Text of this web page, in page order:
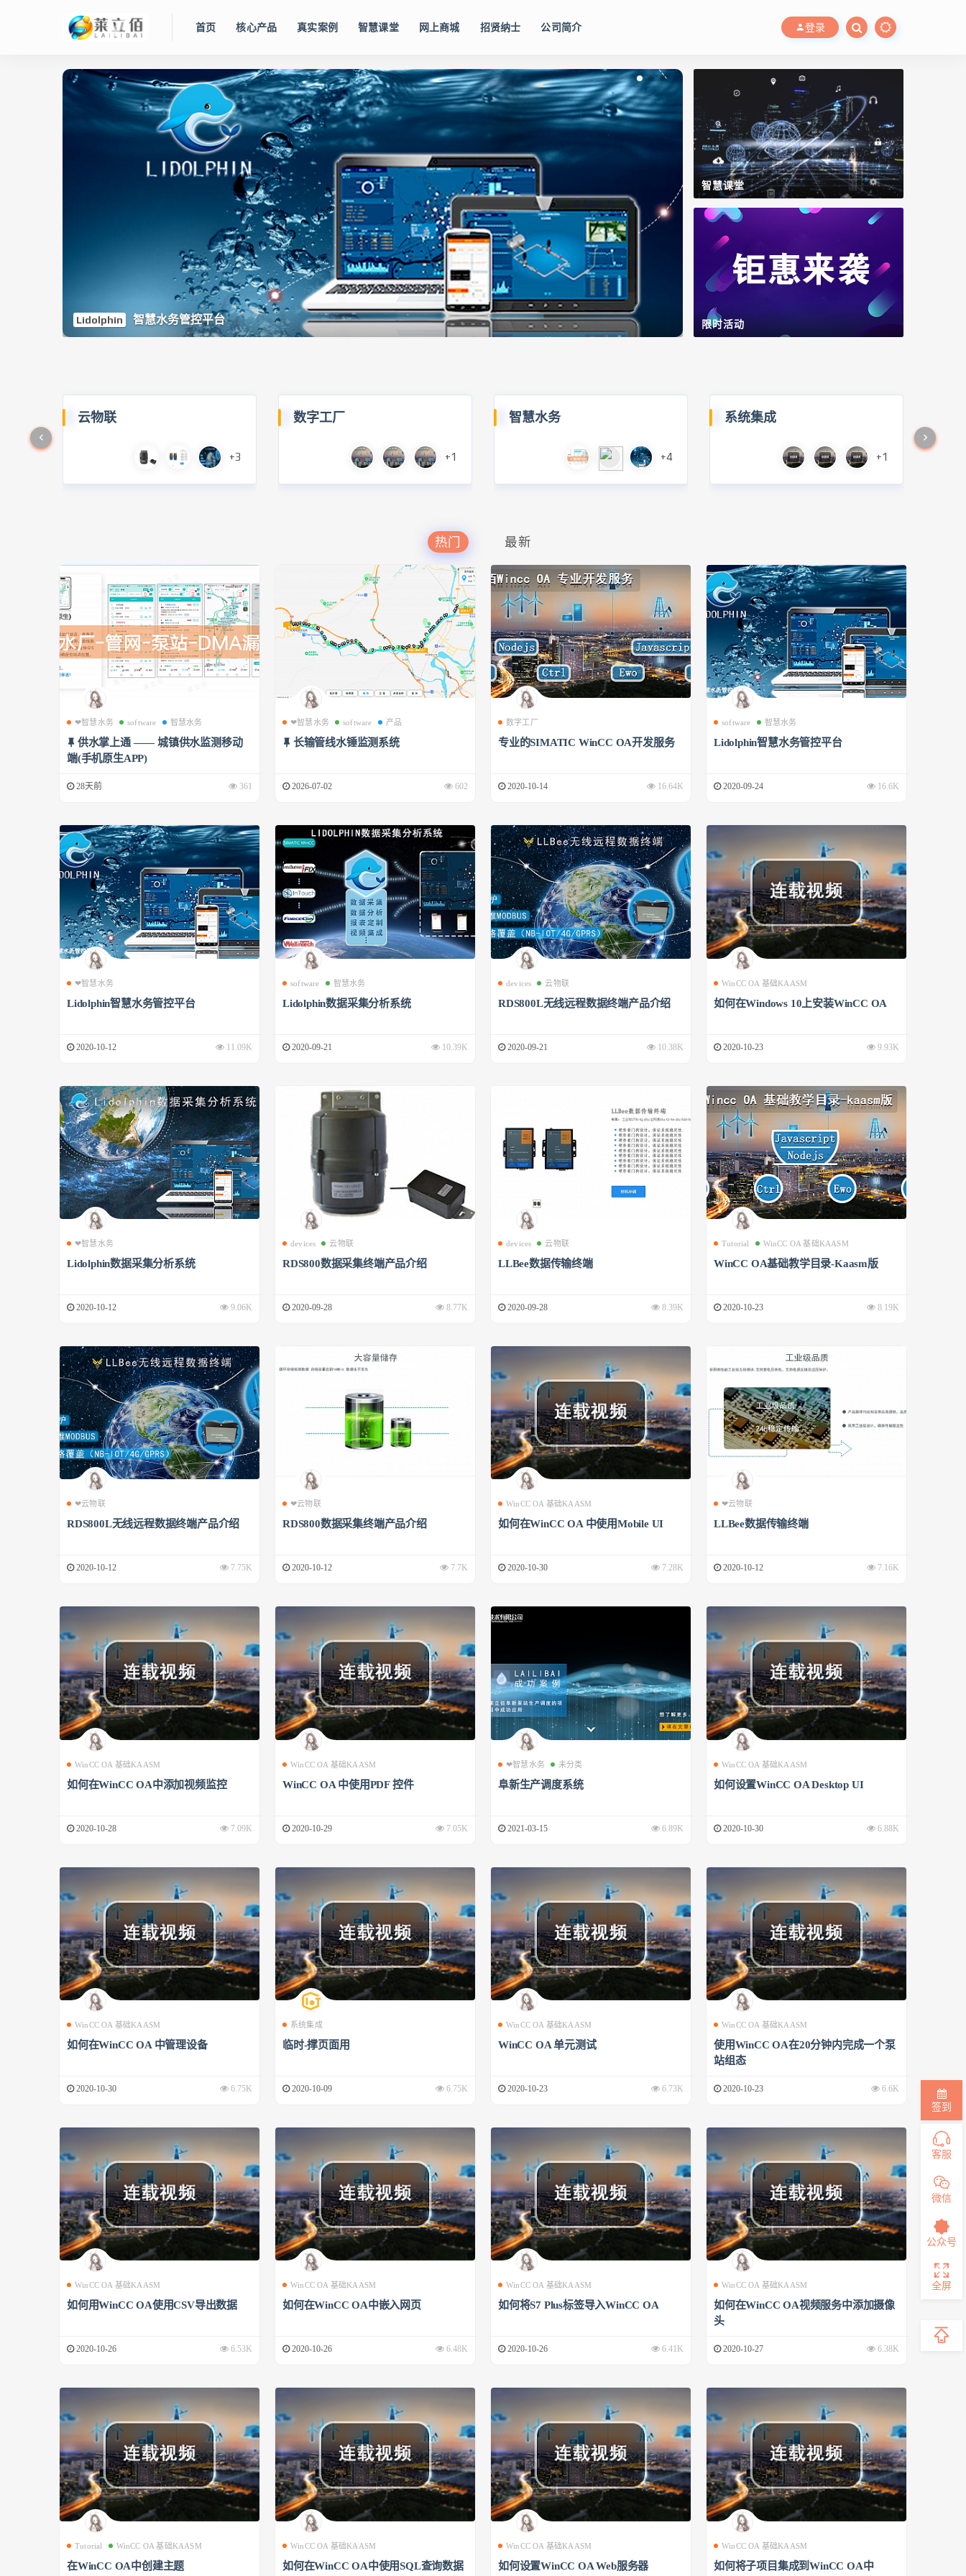
首页 核心产品 真实案例 智慧课堂 网上商城 招贤纳士 公司简介 登录
Lidolphin 智慧水务管控平台
智慧课堂
限时活动
云物联
+3
数字工厂
+1
智慧水务
+4
系统集成
+1
热门 最新
❤智慧水务 software 智慧水务
供水掌上通 —— 城镇供水监测移动
端(手机原生APP)
28天前 361
❤智慧水务 software 产品
长输管线水锤监测系统
2026-07-02 602
数字工厂
专业的SIMATIC WinCC OA开发服务
2020-10-14 16.64K
software 智慧水务
Lidolphin智慧水务管控平台
2020-09-24 16.6K
❤智慧水务
Lidolphin智慧水务管控平台
2020-10-12 11.09K
software 智慧水务
Lidolphin数据采集分析系统
2020-09-21 10.39K
devices 云物联
RDS800L无线远程数据终端产品介绍
2020-09-21 10.38K
WinCC OA 基础KAASM
如何在Windows 10上安装WinCC OA
2020-10-23 9.93K
❤智慧水务
Lidolphin数据采集分析系统
2020-10-12 9.06K
devices 云物联
RDS800数据采集终端产品介绍
2020-09-28 8.77K
devices 云物联
LLBee数据传输终端
2020-09-28 8.39K
Tutorial WinCC OA 基础KAASM
WinCC OA基础教学目录-Kaasm版
2020-10-23 8.19K
❤云物联
RDS800L无线远程数据终端产品介绍
2020-10-12 7.75K
❤云物联
RDS800数据采集终端产品介绍
2020-10-12 7.7K
WinCC OA 基础KAASM
如何在WinCC OA 中使用Mobile UI
2020-10-30 7.28K
❤云物联
LLBee数据传输终端
2020-10-12 7.16K
WinCC OA 基础KAASM
如何在WinCC OA中添加视频监控
2020-10-28 7.09K
WinCC OA 基础KAASM
WinCC OA 中使用PDF 控件
2020-10-29 7.05K
❤智慧水务 未分类
阜新生产调度系统
2021-03-15 6.89K
WinCC OA 基础KAASM
如何设置WinCC OA Desktop UI
2020-10-30 6.88K
WinCC OA 基础KAASM
如何在WinCC OA 中管理设备
2020-10-30 6.75K
系统集成
临时-撑页面用
2020-10-09 6.75K
WinCC OA 基础KAASM
WinCC OA 单元测试
2020-10-23 6.73K
WinCC OA 基础KAASM
使用WinCC OA在20分钟内完成一个泵
站组态
2020-10-23 6.6K
WinCC OA 基础KAASM
如何用WinCC OA使用CSV导出数据
2020-10-26 6.53K
WinCC OA 基础KAASM
如何在WinCC OA中嵌入网页
2020-10-26 6.48K
WinCC OA 基础KAASM
如何将S7 Plus标签导入WinCC OA
2020-10-26 6.41K
WinCC OA 基础KAASM
如何在WinCC OA视频服务中添加摄像
头
2020-10-27 6.38K
Tutorial WinCC OA 基础KAASM
在WinCC OA中创建主题
WinCC OA 基础KAASM
如何在WinCC OA中使用SQL查询数据
WinCC OA 基础KAASM
如何设置WinCC OA Web服务器
WinCC OA 基础KAASM
如何将子项目集成到WinCC OA中
签到
客服
微信
公众号
全屏